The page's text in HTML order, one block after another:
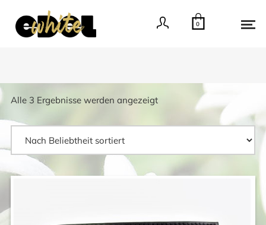
0
Alle 3 Ergebnisse werden angezeigtNach